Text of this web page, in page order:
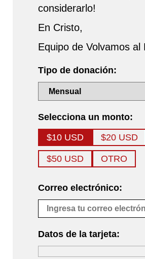
considerarlo!
En Cristo,
Equipo de Volvamos al
Tipo de donación:
Selecciona un monto:
$10 USD
$20 USD
$50 USD OTRO
Correo electrónico:
Datos de la tarjeta: